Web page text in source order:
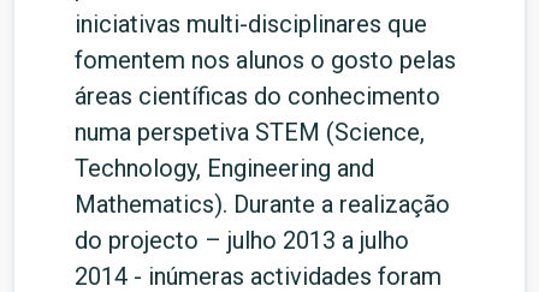
iniciativas multi-disciplinares que
fomentem nos alunos o gosto pelas
áreas científicas do conhecimento
numa perspetiva STEM (Science,
Technology, Engineering and
Mathematics). Durante a realização
do projecto – julho 2013 a julho
2014 - inúmeras actividades foram